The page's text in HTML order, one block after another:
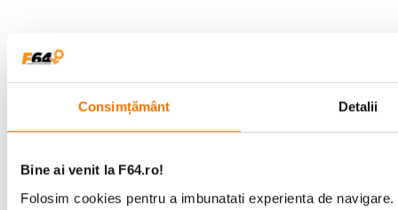
Consimțământ Detalii
Bine ai venit la F64.ro!
Folosim cookies pentru a imbunatati experienta de
Service si garantii